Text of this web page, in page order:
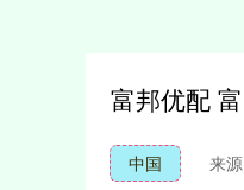
富邦优配
中国 来